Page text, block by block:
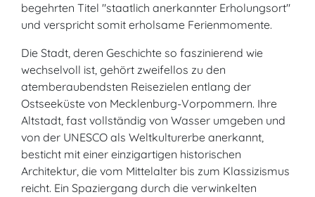
begehrten Titel "staatlich anerkannter Erholungsort"
und verspricht somit erholsame Ferienmomente.
Die Stadt, deren Geschichte so faszinierend wie
wechselvoll ist, gehört zweifellos zu den
atemberaubendsten Reisezielen entlang der
Ostseeküste von Mecklenburg-Vorpommern. Ihre
Altstadt, fast vollständig von Wasser umgeben und
von der UNESCO als Weltkulturerbe anerkannt,
besticht mit einer einzigartigen historischen
Architektur, die vom Mittelalter bis zum Klassizismus
reicht. Ein Spaziergang durch die verwinkelten